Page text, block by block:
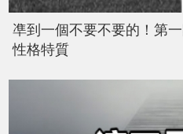
凖到一個不要不要的！第
性格特質